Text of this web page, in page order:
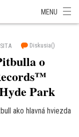
MENU
SITA Diskusia()
o
Park
ako hlavná hviezda